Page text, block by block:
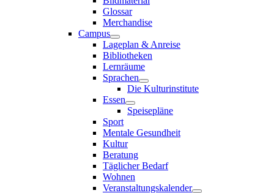
Glossar
Merchandise
Campus
Lageplan & Anreise
Bibliotheken
Lernräume
Sprachen
Die Kulturinstitute
Essen
Speisepläne
Sport
Mentale Gesundheit
Kultur
Beratung
Täglicher Bedarf
Wohnen
Veranstaltungskalender